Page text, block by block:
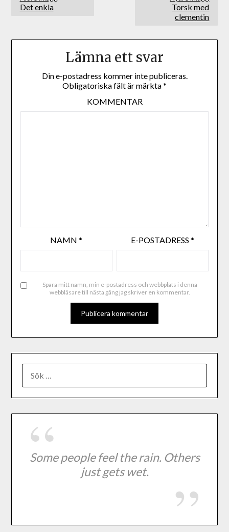
Det enkla
Torsk med
clementin
Lämna ett svar
Din e-postadress kommer inte publiceras.
Obligatoriska fält är märkta*
KOMMENTAR
NAMN* E-POSTADRESS*
Spara mitt namn, min e-postadress och webbplats i denna
webbläsare till nästa gång jag skriver en kommentar.
Some people feel the rain. Others
just gets wet.